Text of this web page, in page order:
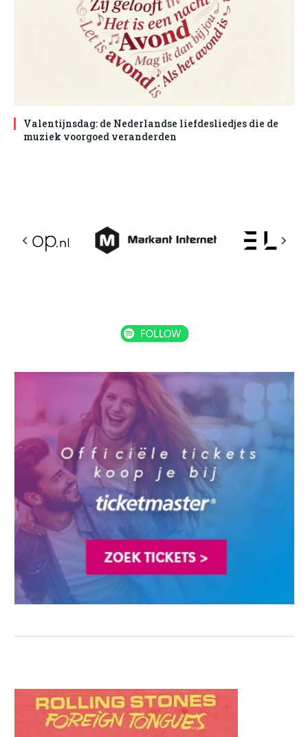
Valentijnsdag: de Nederlandse liefdesliedjes die de
muziek voorgoed veranderden